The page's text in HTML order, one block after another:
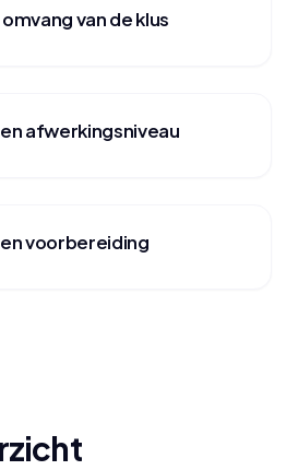
van de klus
afwerkingsniveau
voorbereiding